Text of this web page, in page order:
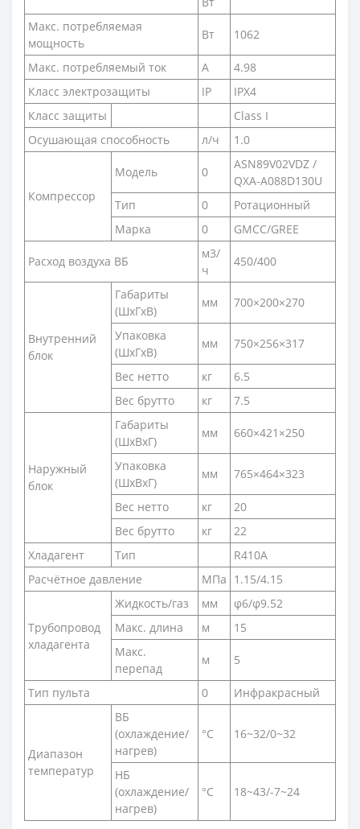
Макс. потребляемая
мощность
Вт 1062
Макс. потребляемый ток А
4.98
Класс электрозащиты
IP
IPX4
Класс защиты
Class I
Осушающая способность
л/ч 1.0
Компрессор
Модель 0
ASN89V02VDZ /
QXA-A088D130U
Тип
0
Ротационный
Марка
0 GMCC/GREE
Расход воздуха ВБ
м3/
ч
450/400
Внутренний
блок
Габариты
(ШxГxВ)
мм 700×200×270
Упаковка
(ШxГxВ)
мм 750×256×317
Вес нетто кг
6.5
Вес брутто
кг 7.5
Наружный
блок
Габариты
(ШxВxГ)
мм 660×421×250
Упаковка
(ШxВxГ)
мм 765×464×323
Вес нетто кг
20
Вес брутто
кг
22
Хладагент
Тип
R410A
Расчётное давление
МПа 1.15/4.15
Трубопровод
хладагента
Жидкость/газ мм
φ6/φ9.52
Макс. длина
м
15
Макс.
перепад
м 5
Тип пульта 0 Инфракрасный
Диапазон
температур
ВБ
(охлаждение/
нагрев)
°C 16~32/0~32
НБ
(охлаждение/
нагрев)
°C 18~43/-7~24